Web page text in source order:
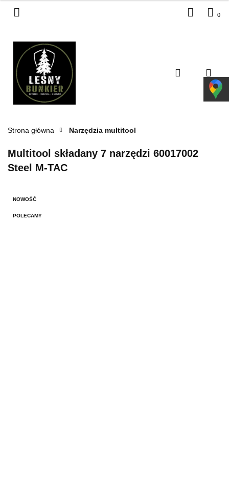
Dodaj zgłoszenie
0
Strona główna Narzędzia multitool
Multitool składany 7 narzędzi 60017002
Steel M-TAC
NOWOŚĆ
POLECAMY